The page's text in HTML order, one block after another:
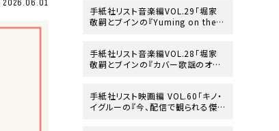
2026.06.01
手紙社リスト音楽編VOL.29「堀家
敬嗣とブインの『Yuming on the B
手紙社リスト音楽編VOL.28「堀家
敬嗣とブインの『カバー歌謡のオリ
手紙社リスト映画編 VOL.60「キノ・
イグルーの『今、配信で観られる傑